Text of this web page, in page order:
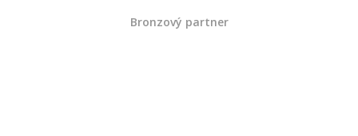
Bronzový partner